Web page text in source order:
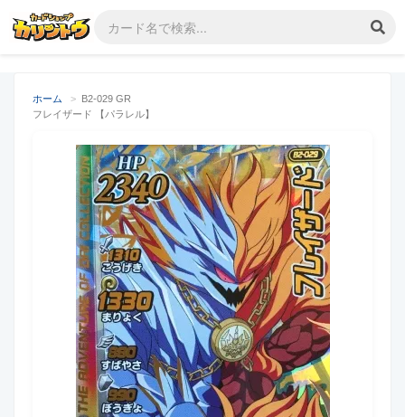
ホーム > B2-029 GR
フレイザード 【パラレル】